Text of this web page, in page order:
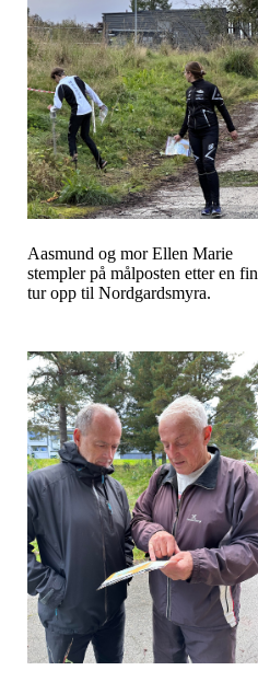
Aasmund og mor Ellen Marie
stempler på målposten etter en fin
tur opp til Nordgardsmyra.